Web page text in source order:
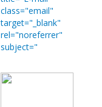
class="email"
target="_blank"
rel="noreferrer"
subject="